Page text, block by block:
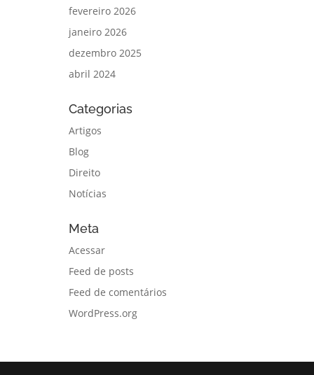
fevereiro 2026
janeiro 2026
dezembro 2025
abril 2024
Categorias
Artigos
Blog
Direito
Notícias
Meta
Acessar
Feed de posts
Feed de comentários
WordPress.org